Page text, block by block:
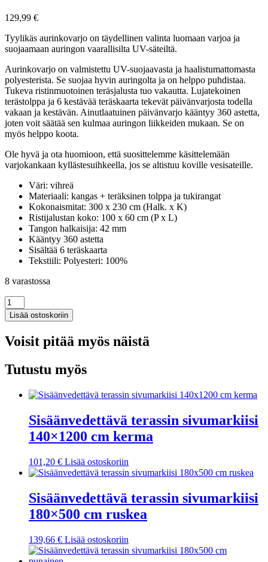
129,99 €
Tyylikäs aurinkovarjo on täydellinen valinta luomaan varjoa ja
suojaamaan auringon vaarallisilta UV-säteiltä.
Aurinkovarjo on valmistettu UV-suojaavasta ja haalistumattomasta
polyesterista. Se suojaa hyvin auringolta ja on helppo puhdistaa.
Tukeva ristinmuotoinen teräsjalusta tuo vakautta. Lujatekoinen
terästolppa ja 6 kestävää teräskaarta tekevät päivänvarjosta todella
vakaan ja kestävän. Ainutlaatuinen päivänvarjo kääntyy 360 astetta,
joten voit säätää sen kulmaa auringon liikkeiden mukaan. Se on
myös helppo koota.
Ole hyvä ja ota huomioon, että suosittelemme käsittelemään
varjokankaan kyllästesuihkeella, jos se altistuu koville vesisateille.
Väri: vihreä
Materiaali: kangas + teräksinen tolppa ja tukirangat
Kokonaismitat: 300 x 230 cm (Halk. x K)
Ristijalustan koko: 100 x 60 cm (P x L)
Tangon halkaisija: 42 mm
Kääntyy 360 astetta
Sisältää 6 teräskaarta
Tekstiili: Polyesteri: 100%
8 varastossa
Aurinkovarjo
terästanko
300
vihreä
Lisää ostoskoriin
Voisit pitää myös näistä
Tutustu myös
Sisäänvedettävä terassin sivumarkiisi
140×1200 cm kerma
101,20 € Lisää ostoskoriin
Sisäänvedettävä terassin sivumarkiisi
180×500 cm ruskea
139,66 € Lisää ostoskoriin